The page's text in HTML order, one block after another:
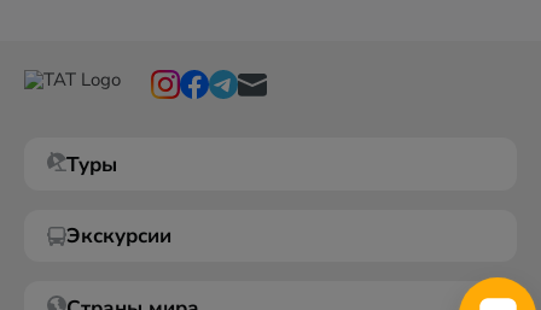
Туры
Экскурсии